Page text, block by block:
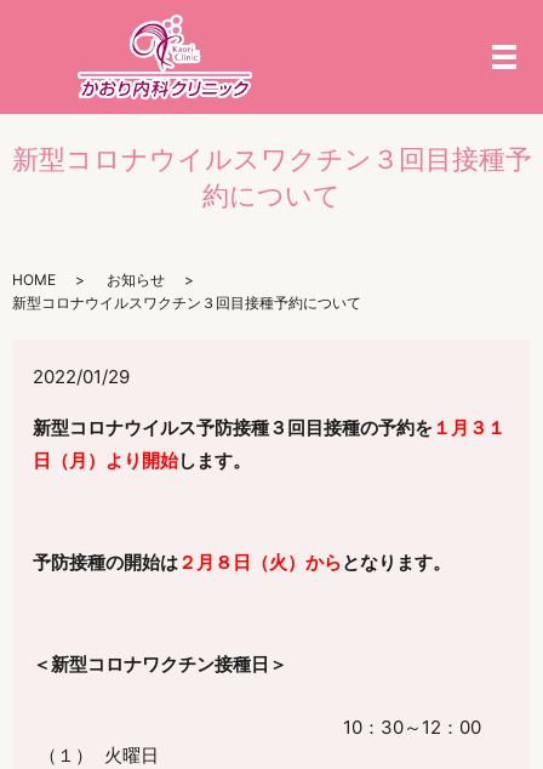
メ
新型コロナウイルスワクチン３回目接種予
約について
HOME
お知らせ
新型コロナウイルスワクチン３回目接種予約について
2022/01/29
新型コロナウイルス予防接種３回目接種の予約を１月３１
日（月）より開始します。
予防接種の開始は２月８日（火）からとなります。
＜新型コロナワクチン接種日＞
（１） 火曜日
10： 30～ 12 ： 00